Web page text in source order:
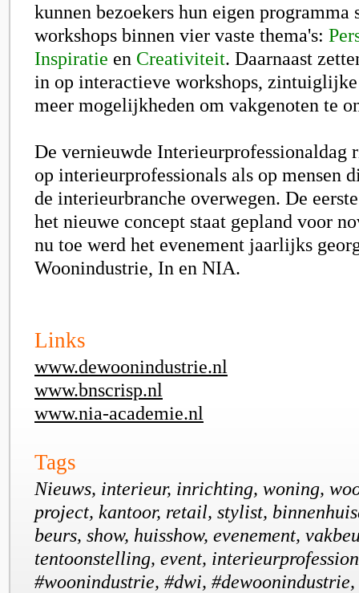
kunnen bezoekers hun eigen programma
workshops binnen vier vaste thema's:
Inspiratie en Creativiteit. Daarnaast
in op interactieve workshops,
meer mogelijkheden om vakgenoten te
De vernieuwde Interieurprofessionaldag
op interieurprofessionals als op mensen
de interieurbranche overwegen. De
het nieuwe concept staat gepland voor
nu toe werd het evenement jaarlijks
Woonindustrie, In en NIA.
Links
www.dewoonindustrie.nl
www.bnscrisp.nl
www.nia-academie.nl
Tags
Nieuws, interieur, inrichting, woning,
project, kantoor, retail, stylist,
beurs, show, huisshow, evenement,
tentoonstelling, event,
#woonindustrie, #dwi,